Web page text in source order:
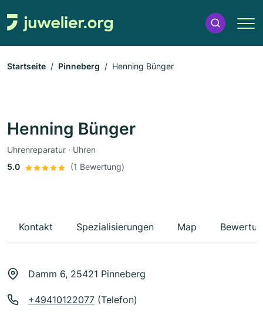
Startseite Pinneberg Henning Bünger
Henning Bünger
Uhrenreparatur · Uhren
5.0
(1 Bewertung)
Kontakt Spezialisierungen Map
Damm 6, 25421 Pinneberg
+49410122077 (Telefon)